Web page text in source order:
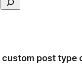
custom post type